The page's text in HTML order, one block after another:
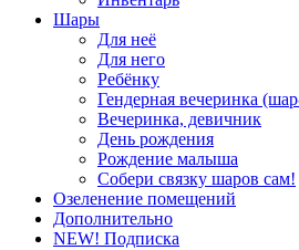
Шары
Для неё
Для него
Ребёнку
Гендерная вечеринка
Вечеринка, девичник
День рождения
Рождение малыша
Собери связку шаров сам!
Озеленение помещений
Дополнительно
NEW! Подписка